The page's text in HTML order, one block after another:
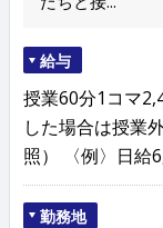
給与
授業60分1コマ
した場合は授業
照） 〈例〉日給
勤務地